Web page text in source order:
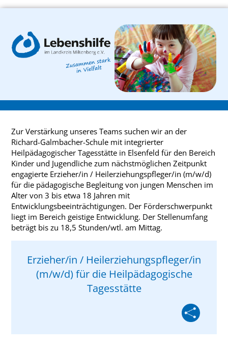
Zur Verstärkung unseres Teams suchen wir an der
Richard-Galmbacher-Schule mit integrierter
Heilpädagogischer Tagesstätte in Elsenfeld für den Bereich
Kinder und Jugendliche zum nächstmöglichen Zeitpunkt
engagierte Erzieher/in / Heilerziehungspfleger/in (m/w/d)
für die pädagogische Begleitung von jungen Menschen im
Alter von 3 bis etwa 18 Jahren mit
Entwicklungsbeeinträchtigungen. Der Förderschwerpunkt
liegt im Bereich geistige Entwicklung. Der Stellenumfang
beträgt bis zu 18,5 Stunden/wtl. am Mittag.
Erzieher/in / Heilerziehungspfleger/in
(m/w/d) für die Heilpädagogische
Tagesstätte